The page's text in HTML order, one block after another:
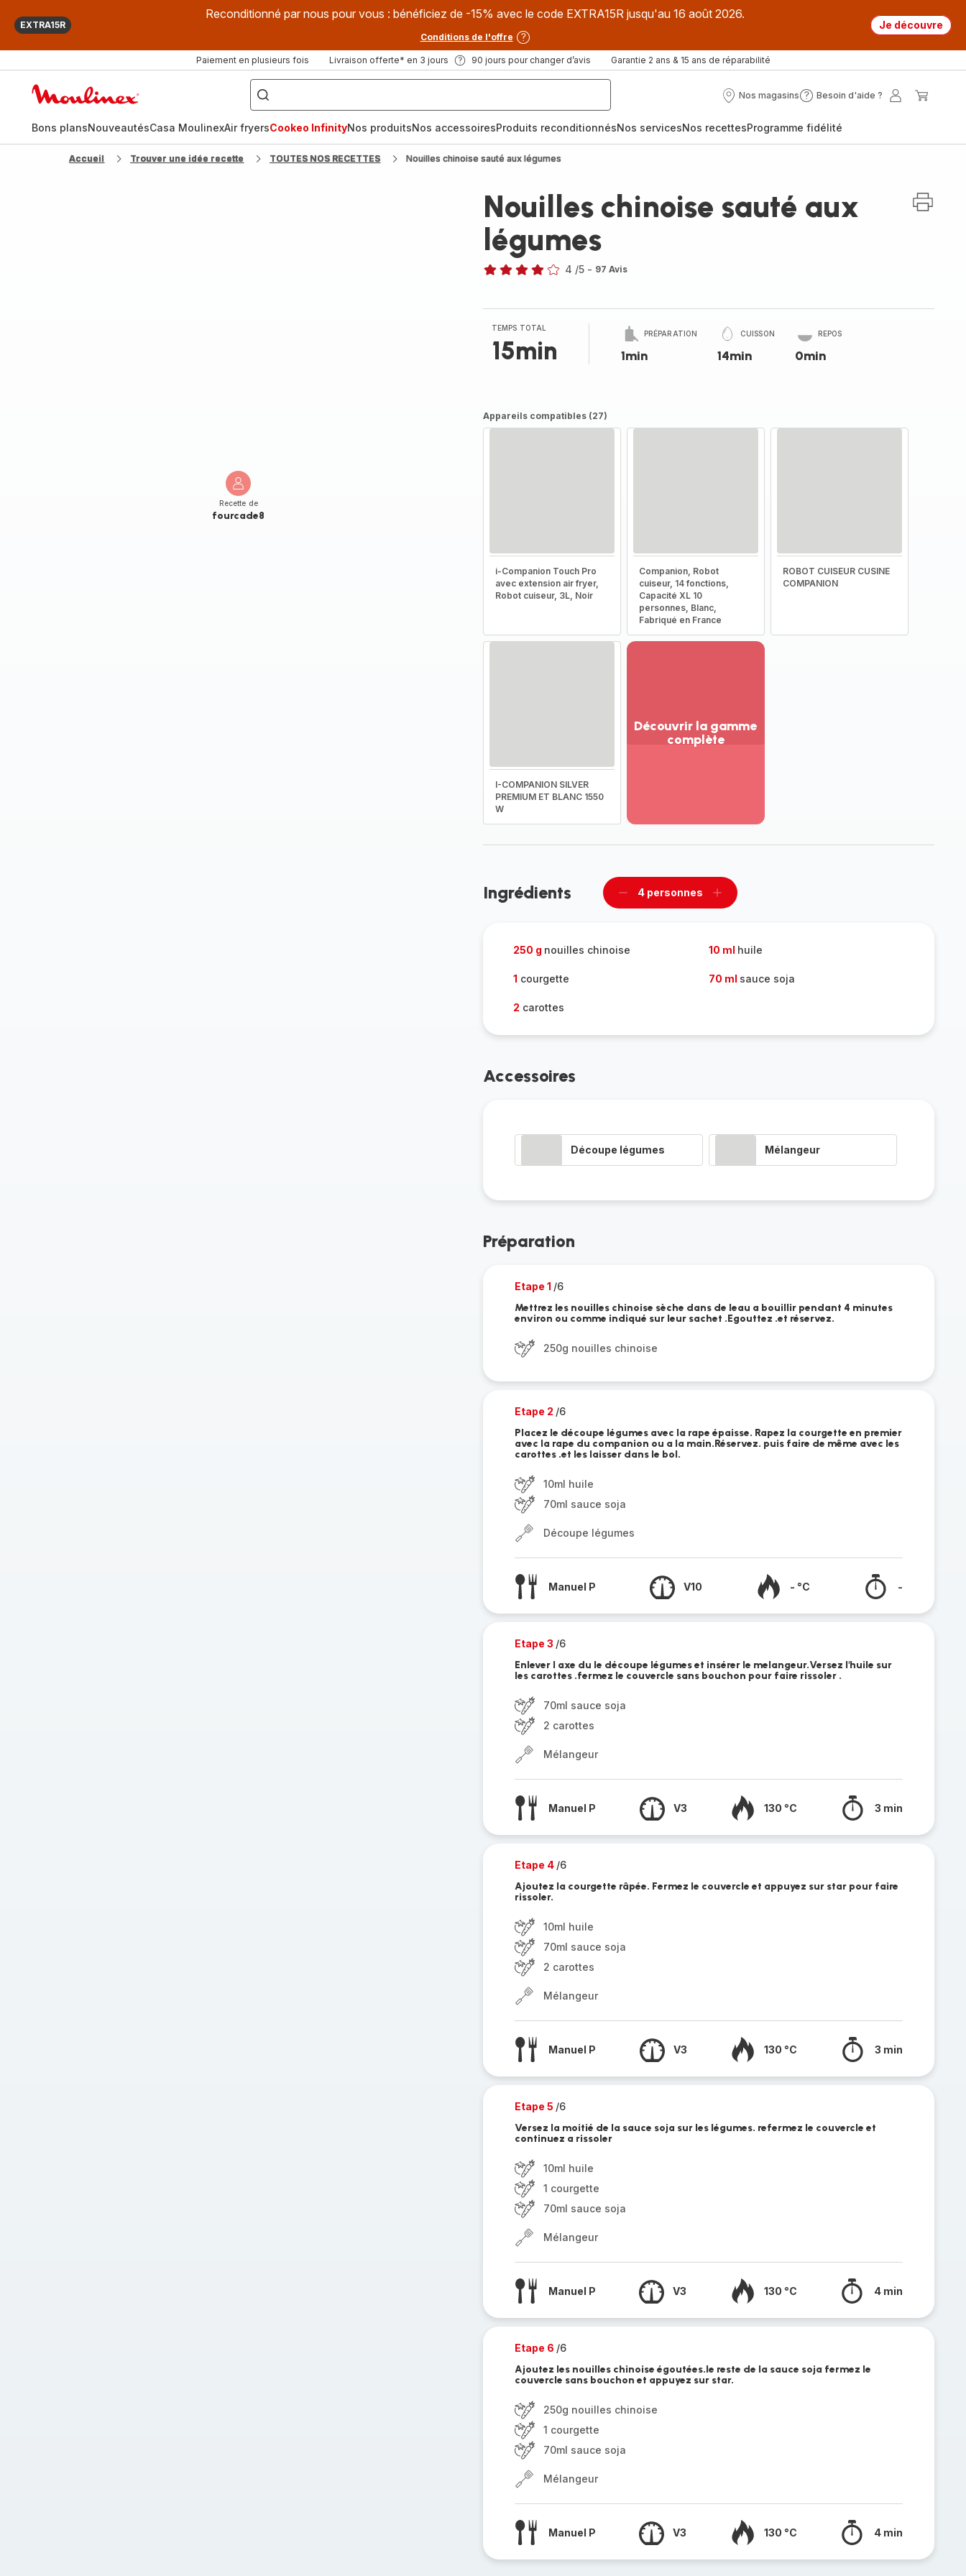
EXTRA15R
Reconditionné par nous pour vous : bénéficiez de -15% avec le code EXTRA15R jusqu'au 16 août 2026.
Conditions de l'offre
Je découvre
Paiement en plusieurs fois Livraison offerte* en 3 jours 90 jours pour changer d’avis Garantie 2 ans & 15 ans de réparabilité
["Que
recherchez-
vous
?",
fryer",
"Companion"]
Nos magasins
Nos
Besoin d'aide ?
Besoin
?
Mon
Bons plansNouveautésCasa MoulinexAir fryersCookeo InfinityNos produitsNos accessoiresProduits reconditionnésNos servicesNos recettesProgramme fidélité
Accueil Trouver une idée recette TOUTES NOS RECETTES Nouilles chinoise sauté aux légumes
Recette de
fourcade8
Nouilles chinoise sauté aux
légumes
étoiles
(moyenne)
4 /5 - 97 Avis
TEMPS TOTAL
15min
PRÉPARATION
1min
CUISSON
14min
REPOS
0min
Appareils compatibles (27)
i-Companion Touch Pro
avec extension air fryer,
Robot cuiseur, 3L, Noir
Companion, Robot
cuiseur, 14 fonctions,
Capacité XL 10
personnes, Blanc,
Fabriqué en France
ROBOT CUISEUR CUSINE
COMPANION
I-COMPANION SILVER
PREMIUM ET BLANC 1550
W
Découvrir la gamme
complète
gamme
Ingrédients
Supprimer
4 personnes
Ajouter
250 g nouilles chinoise 10 ml huile
1 courgette 70 ml sauce soja
2 carottes
Accessoires
Découpe légumes Mélangeur
Préparation
Etape 1 /6
Mettrez les nouilles chinoise sèche dans de leau a bouillir pendant 4 minutes
environ ou comme indiqué sur leur sachet .Egouttez .et réservez.
250g nouilles chinoise
Etape 2 /6
Placez le découpe légumes avec la rape épaisse. Rapez la courgette en premier
avec la rape du companion ou a la main.Réservez. puis faire de même avec les
carottes .et les laisser dans le bol.
10ml huile
70ml sauce soja
Découpe légumes
Manuel P V10 - °C -
Etape 3 /6
Enlever l axe du le découpe légumes et insérer le melangeur.Versez l'huile sur
les carottes .fermez le couvercle sans bouchon pour faire rissoler .
70ml sauce soja
2 carottes
Mélangeur
Manuel P V3 130 °C 3 min
Etape 4 /6
Ajoutez la courgette râpée. Fermez le couvercle et appuyez sur star pour faire
rissoler.
10ml huile
70ml sauce soja
2 carottes
Mélangeur
Manuel P V3 130 °C 3 min
Etape 5 /6
Versez la moitié de la sauce soja sur les légumes. refermez le couvercle et
continuez a rissoler
10ml huile
1 courgette
70ml sauce soja
Mélangeur
Manuel P V3 130 °C 4 min
Etape 6 /6
Ajoutez les nouilles chinoise égoutées.le reste de la sauce soja fermez le
couvercle sans bouchon et appuyez sur star.
250g nouilles chinoise
1 courgette
70ml sauce soja
Mélangeur
Manuel P V3 130 °C 4 min